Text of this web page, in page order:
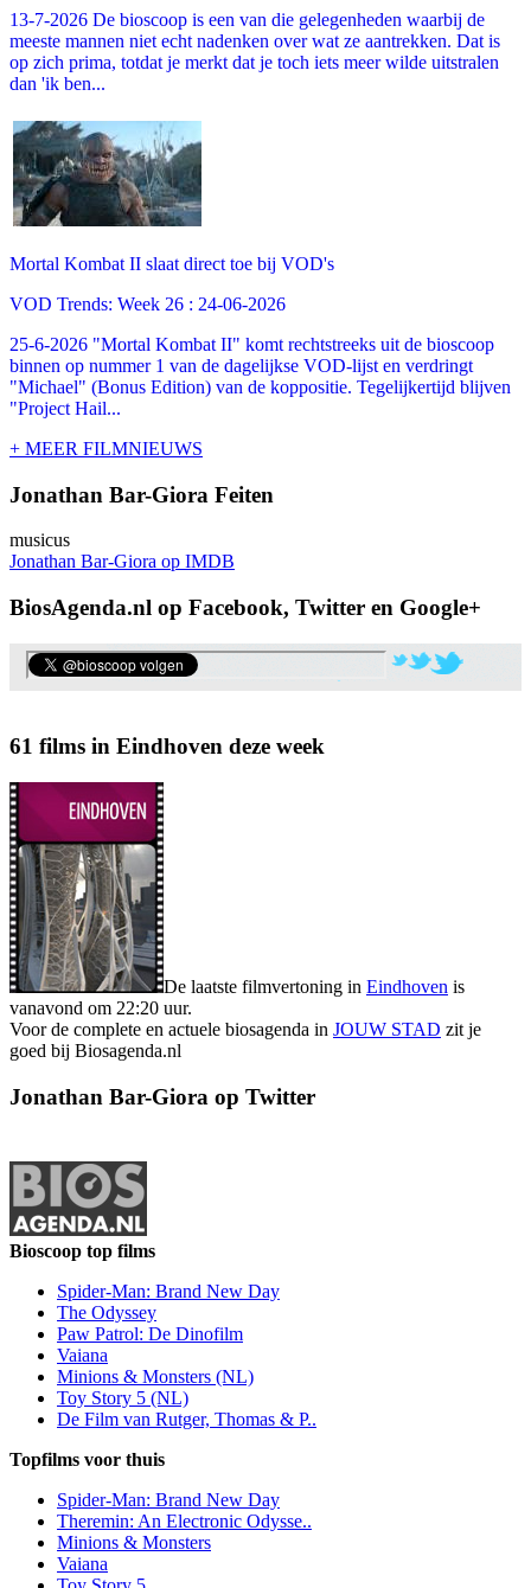
13-7-2026 De bioscoop is een van die gelegenheden waarbij de
meeste mannen niet echt nadenken over wat ze aantrekken. Dat is
op zich prima, totdat je merkt dat je toch iets meer wilde uitstralen
dan 'ik ben...
Mortal Kombat II slaat direct toe bij VOD's
VOD Trends: Week 26 : 24-06-2026
25-6-2026 "Mortal Kombat II" komt rechtstreeks uit de bioscoop
binnen op nummer 1 van de dagelijkse VOD-lijst en verdringt
"Michael" (Bonus Edition) van de koppositie. Tegelijkertijd blijven
"Project Hail...
+ MEER FILMNIEUWS
Jonathan Bar-Giora Feiten
musicus
Jonathan Bar-Giora op IMDB
BiosAgenda.nl op Facebook, Twitter en Google+
61 films in Eindhoven deze week
De laatste filmvertoning in Eindhoven is
vanavond om 22:20 uur.
Voor de complete en actuele biosagenda in JOUW STAD zit je
goed bij Biosagenda.nl
Jonathan Bar-Giora op Twitter
Bioscoop top films
Spider-Man: Brand New Day
The Odyssey
Paw Patrol: De Dinofilm
Vaiana
Minions & Monsters (NL)
Toy Story 5 (NL)
De Film van Rutger, Thomas & P..
Topfilms voor thuis
Spider-Man: Brand New Day
Theremin: An Electronic Odysse..
Minions & Monsters
Vaiana